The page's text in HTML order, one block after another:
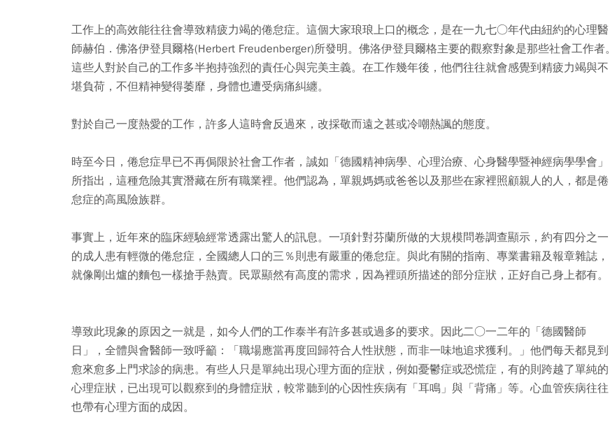
工作上的高效能往往會導致精疲力竭的倦怠症。這個大家琅琅上口的概念，是在一九七○年代由紐約的心理醫
師赫伯．佛洛伊登貝爾格(Herbert Freudenberger)所發明。佛洛伊登貝爾格主要的觀察對象是那些社會工作者。
這些人對於自己的工作多半抱持強烈的責任心與完美主義。在工作幾年後，他們往往就會感覺到精疲力竭與不
堪負荷，不但精神變得萎靡，身體也遭受病痛糾纏。
對於自己一度熱愛的工作，許多人這時會反過來，改採敬而遠之甚或冷嘲熱諷的態度。
時至今日，倦怠症早已不再侷限於社會工作者，誠如「德國精神病學、心理治療、心身醫學暨神經病學學會」
所指出，這種危險其實潛藏在所有職業裡。他們認為，單親媽媽或爸爸以及那些在家裡照顧親人的人，都是倦
怠症的高風險族群。
事實上，近年來的臨床經驗經常透露出驚人的訊息。一項針對芬蘭所做的大規模問卷調查顯示，約有四分之一
的成人患有輕微的倦怠症，全國總人口的三％則患有嚴重的倦怠症。與此有關的指南、專業書籍及報章雜誌，
就像剛出爐的麵包一樣搶手熱賣。民眾顯然有高度的需求，因為裡頭所描述的部分症狀，正好自己身上都有。
導致此現象的原因之一就是，如今人們的工作泰半有許多甚或過多的要求。因此二○一二年的「德國醫師
日」，全體與會醫師一致呼籲：「職場應當再度回歸符合人性狀態，而非一味地追求獲利。」他們每天都見到
愈來愈多上門求診的病患。有些人只是單純出現心理方面的症狀，例如憂鬱症或恐慌症，有的則跨越了單純的
心理症狀，已出現可以觀察到的身體症狀，較常聽到的心因性疾病有「耳鳴」與「背痛」等。心血管疾病往往
也帶有心理方面的成因。